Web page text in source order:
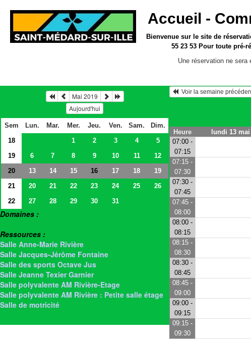
Accueil -
Bienvenue sur le sitede
55 23 53 Pour toute pré-
Une réservation ne
Mai 2019
Aujourd'hui
Sem Lun. Mar. Mer. Jeu. Ven. Sam.
Dim.
18
1 2 3 4
5
19
6 7 8 9 10 11
12
20
13 14 15 16 17 18
19
21
20 21 22 23 24 25
26
22
27 28 29 30 31
Domaines :
Ressources :
Salle Anne-Marie Rivière
Salle Jacques-Jérôme Fontaine
Salle des sports Octave Jus
Salle Jeanne Texier Garnier
Salle polyvalente AM Rivière-Etage
Salle polyvalente AM Rivière : Petite salle étage
Salle de motricité
Voir la semaine
Heure lundi 13 mai
07:00 -
07:15
07:15 -
07:30
07:30 -
07:45
07:45 -
08:00
08:00 -
08:15
08:15 -
08:30
08:30 -
08:45
08:45 -
09:00
09:00 -
09:15
09:15 -
09:30